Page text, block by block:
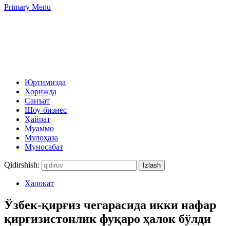
Primary Menu
Юртимизда
Хорижда
Санъат
Шоу-бизнес
Ҳайрат
Муаммо
Мулоҳаза
Муносабат
Qidirshish:
Ҳалокат
Ўзбек-қирғиз чегарасида икки нафар
қирғизистонлик фуқаро ҳалок бўлди